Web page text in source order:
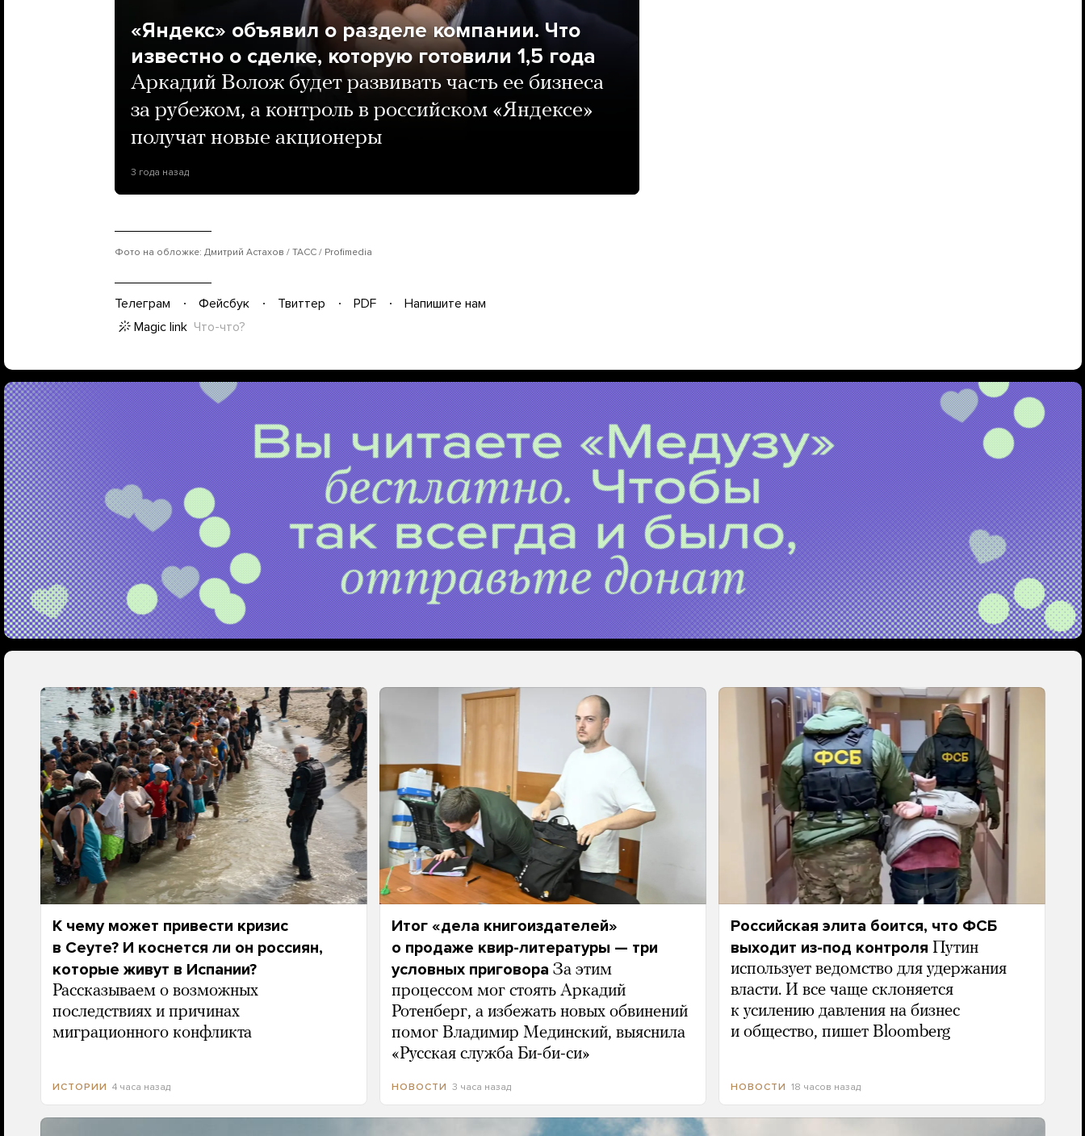
«Яндекс» объявил о разделе компании. Что
известно о сделке, которую готовили 1,5 года
Аркадий Волож будет развивать часть ее бизнеса
за рубежом, а контроль в российском «Яндексе»
получат новые акционеры
3 года назад
Фото на обложке: Дмитрий Астахов / ТАСС / Profimedia
Телеграм Фейсбук Твиттер PDF
Напишите нам
Magic link Что-что?
К чему может привести кризис
в Сеуте? И коснется ли он россиян,
которые живут в Испании?
Рассказываем о возможных
последствиях и причинах
миграционного конфликта
ИСТОРИИ 4 часа назад
Итог «дела книгоиздателей»
о продаже квир-литературы — три
условных приговора За этим
процессом мог стоять Аркадий
Ротенберг, а избежать новых обвинений
помог Владимир Мединский, выяснила
«Русская служба Би-би-си»
НОВОСТИ 3 часа назад
Российская элита боится, что ФСБ
выходит из-под контроля Путин
использует ведомство для удержания
власти. И все чаще склоняется
к усилению давления на бизнес
и общество, пишет Bloomberg
НОВОСТИ 18 часов назад